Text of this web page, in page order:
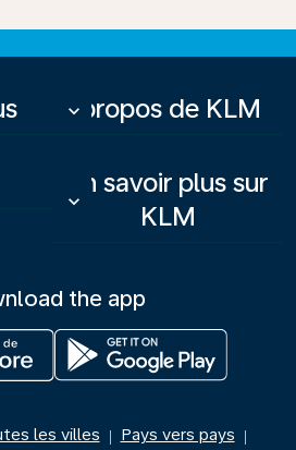
À propos de KLM
keyboard_arrow_down
En savoir plus sur
KLM
keyboard_arrow_down
the app
les villes | Pays vers pays |